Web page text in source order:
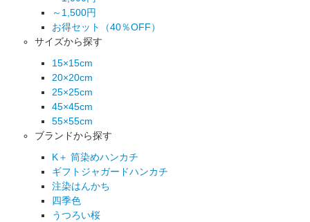
～1,500円
お得セット（40％OFF）
サイズから探す
15×15cm
20×20cm
25×25cm
45×45cm
55×55cm
ブランドから探す
K＋ 筒染めハンカチ
ギフトジャガードハンカチ
注染はんかち
四季色
うつろい桜